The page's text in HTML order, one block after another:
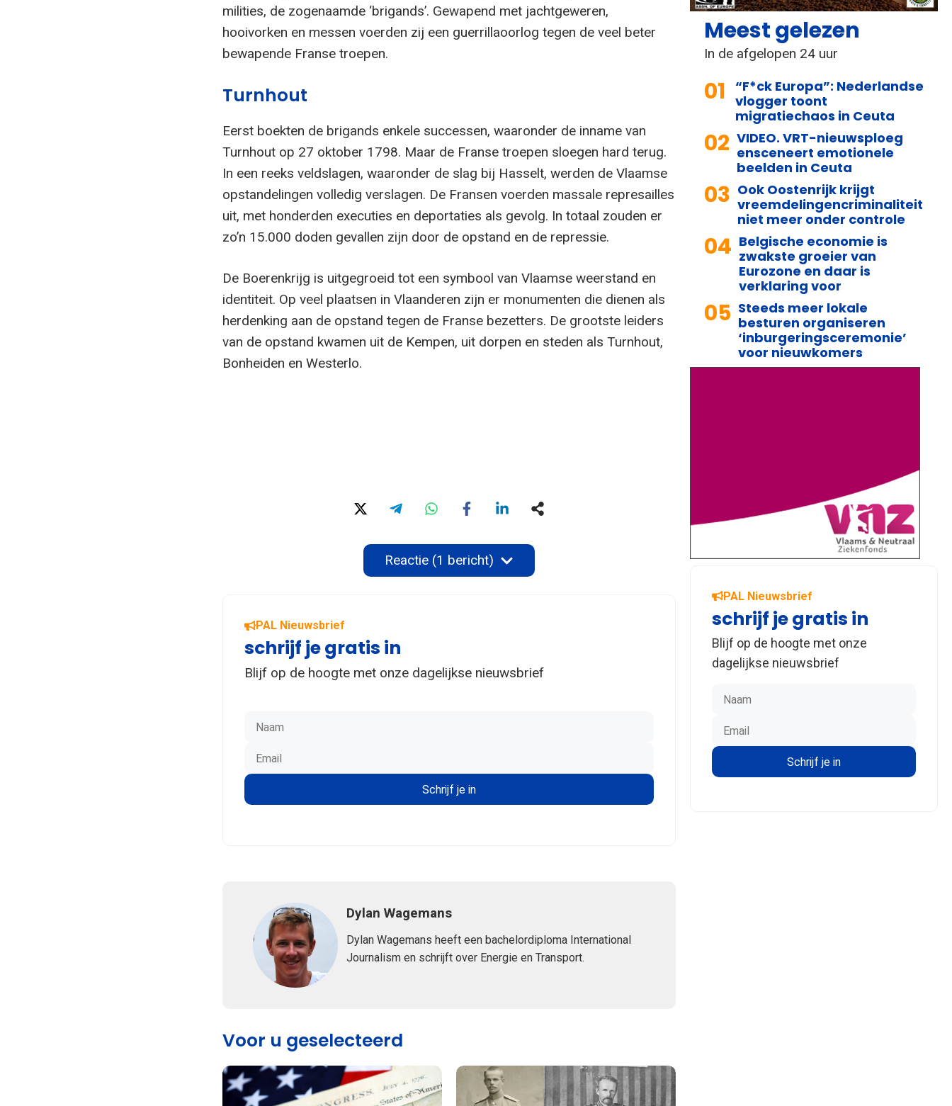
milities, de zogenaamde ‘brigands’. Gewapend met jachtgeweren,
hooivorken en messen voerden zij een guerrillaoorlog tegen de veel beter
bewapende Franse troepen.
Turnhout
Eerst boekten de brigands enkele successen, waaronder de inname van
Turnhout op 27 oktober 1798. Maar de Franse troepen sloegen hard terug.
In een reeks veldslagen, waaronder de slag bij Hasselt, werden de Vlaamse
opstandelingen volledig verslagen. De Fransen voerden massale represailles
uit, met honderden executies en deportaties als gevolg. In totaal zouden er
zo’n 15.000 doden gevallen zijn door de opstand en de repressie.
De Boerenkrijg is uitgegroeid tot een symbool van Vlaamse weerstand en
identiteit. Op veel plaatsen in Vlaanderen zijn er monumenten die dienen als
herdenking aan de opstand tegen de Franse bezetters. De grootste leiders
van de opstand kwamen uit de Kempen, uit dorpen en steden als Turnhout,
Bonheiden en Westerlo.
Reactie (1 bericht)
PAL Nieuwsbrief
schrijf je gratis in
Blijf op de hoogte met onze dagelijkse nieuwsbrief
Dylan Wagemans
Dylan Wagemans heeft een bachelordiploma International
Journalism en schrijft over Energie en Transport.
Voor u geselecteerd
Meest gelezen
In de afgelopen 24 uur
01 “F*ck Europa”: Nederlandse
vlogger toont
migratiechaos in Ceuta
02 VIDEO. VRT-nieuwsploeg
ensceneert emotionele
beelden in Ceuta
03 Ook Oostenrijk krijgt
vreemdelingencriminaliteit
niet meer onder controle
04 Belgische economie is
zwakste groeier van
Eurozone en daar is
verklaring voor
05 Steeds meer lokale
besturen organiseren
‘inburgeringsceremonie’
voor nieuwkomers
PAL Nieuwsbrief
schrijf je gratis in
Blijf op de hoogte met onze
dagelijkse nieuwsbrief